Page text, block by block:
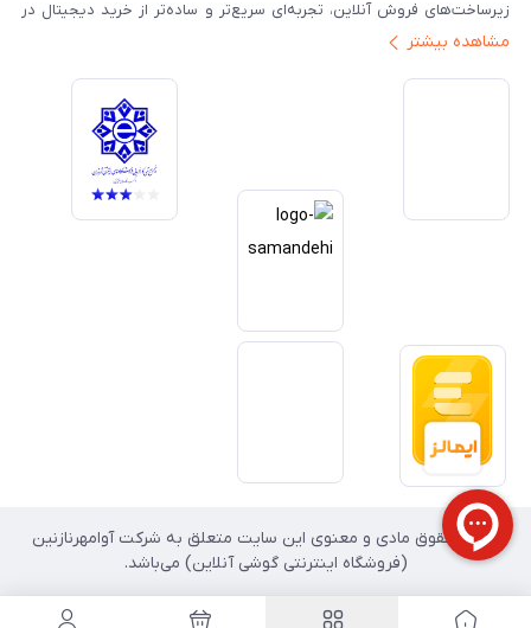
زیرساخت‌های فروش آنلاین، تجربه‌ای سریع‌تر و ساده‌تر از خرید دیجیتال در
ایران ارائه دهیم. تبدیل‌شدن به مرجعی قابل اعتماد برای خرید کالای دیجیتال،
خدمات و به‌روزرسانی مداوم محصولات، مسیر ما را روشن‌تر می‌کند. ما باور
داریم آینده بازار دیجیتال متعلق به کسب‌وکارهایی است که صداقت و شفافیت
را در اولویت قرار می‌دهند. گوشی آنلاین با تکیه بر تجربه و تخصص، با قدرت به
سمت تحقق این چشم‌انداز حرکت می‌کند.
مشاهده بیشتر
تمامی حقوق مادی و معنوی این سایت متعلق به شرکت آوامهرنازنین
(فروشگاه اینترنتی گوشی آنلاین) می‌باشد.